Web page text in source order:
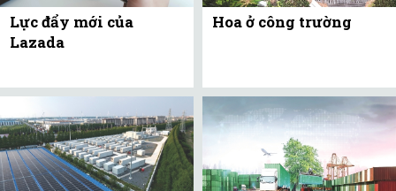
Lực đẩy mới của
Lazada
Hoa ở công trường